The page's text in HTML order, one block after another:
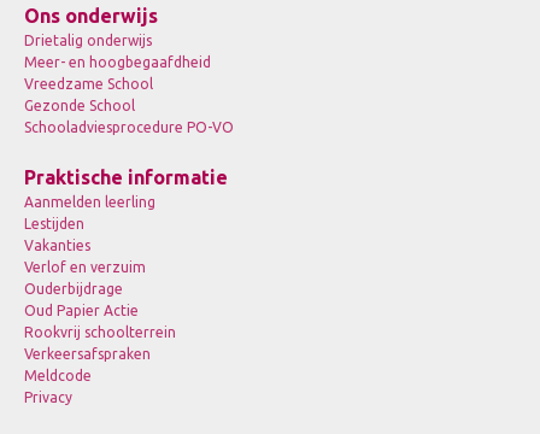
Ons onderwijs
Drietalig onderwijs
Meer- en hoogbegaafdheid
Vreedzame School
Gezonde School
Schooladviesprocedure PO-VO
Praktische informatie
Aanmelden leerling
Lestijden
Vakanties
Verlof en verzuim
Ouderbijdrage
Oud Papier Actie
Rookvrij schoolterrein
Verkeersafspraken
Meldcode
Privacy